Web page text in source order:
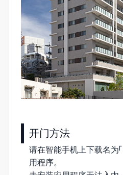
开门方法
请在智能手机上下载名为「
用程序。